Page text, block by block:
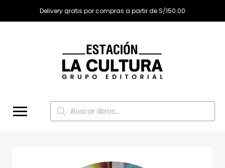
Delivery gratis por compras a partir de S/150.00
Búsqueda
de
productos